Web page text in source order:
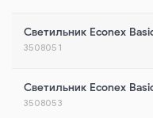
Светильник Econex
3508051
Светильник Econex
3508053